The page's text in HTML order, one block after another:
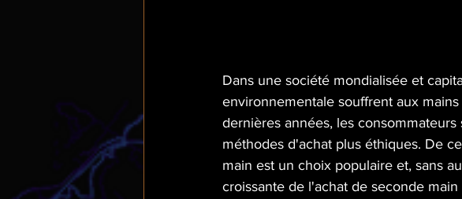
Dans une société mondialisée et
environnementale souffrent aux
dernières années, les
méthodes d'achat plus éthiques. De
main est un choix populaire et, sans
croissante de l'achat de seconde